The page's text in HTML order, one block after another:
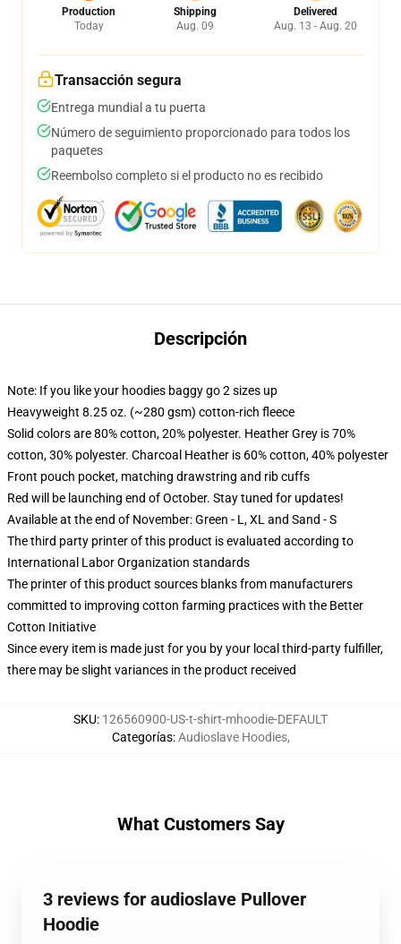
Production
Today
Shipping
Aug. 09
Delivered
Aug. 13 - Aug. 20
Transacción segura
Entrega mundial a tu puerta
Número de seguimiento proporcionado para todos los
paquetes
Reembolso completo si el producto no es recibido
Descripción
Note: If you like your hoodies baggy go 2 sizes up
Heavyweight 8.25 oz. (~280 gsm) cotton-rich fleece
Solid colors are 80% cotton, 20% polyester. Heather Grey is 70%
cotton, 30% polyester. Charcoal Heather is 60% cotton, 40% polyester
Front pouch pocket, matching drawstring and rib cuffs
Red will be launching end of October. Stay tuned for updates!
Available at the end of November: Green - L, XL and Sand - S
The third party printer of this product is evaluated according to
International Labor Organization standards
The printer of this product sources blanks from manufacturers
committed to improving cotton farming practices with the Better
Cotton Initiative
Since every item is made just for you by your local third-party fulfiller,
there may be slight variances in the product received
SKU: 126560900-US-t-shirt-mhoodie-DEFAULT
Categorías:Audioslave Hoodies,
What Customers Say
3 reviews for audioslave Pullover
Hoodie